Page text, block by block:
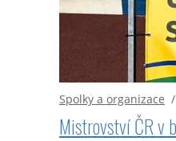
Spolky a organizace /
Mistrovství ČR v